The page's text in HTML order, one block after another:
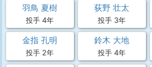
羽鳥 夏樹
投手 4年
荻野 壮太
投手 3年
金指 孔明
投手 2年
鈴木 大地
投手 4年